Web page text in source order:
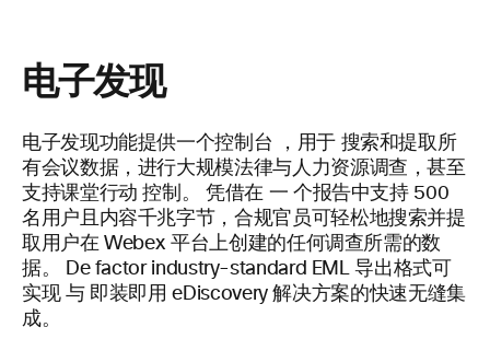
电子发现
电子发现功能提供一个控制台 ，用于 搜索和提取所
有会议数据，进行大规模法律与人力资源调查，甚至
支持课堂行动 控制。 凭借在 一 个报告中支持 500
名用户且内容千兆字节，合规官员可轻松地搜索并提
取用户在 Webex 平台上创建的任何调查所需的数
据。
De factor industry-standard EML 导出格式可
实现 与 即装即用 eDiscovery 解决方案的快速无缝集
成。